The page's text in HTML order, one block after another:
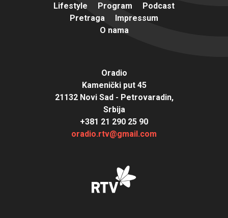
Lifestyle
Program
Podcast
Pretraga
Impressum
O nama
Oradio
Kamenički put 45
21132 Novi Sad - Petrovaradin,
Srbija
+381 21 290 25 90
oradio.rtv@gmail.com